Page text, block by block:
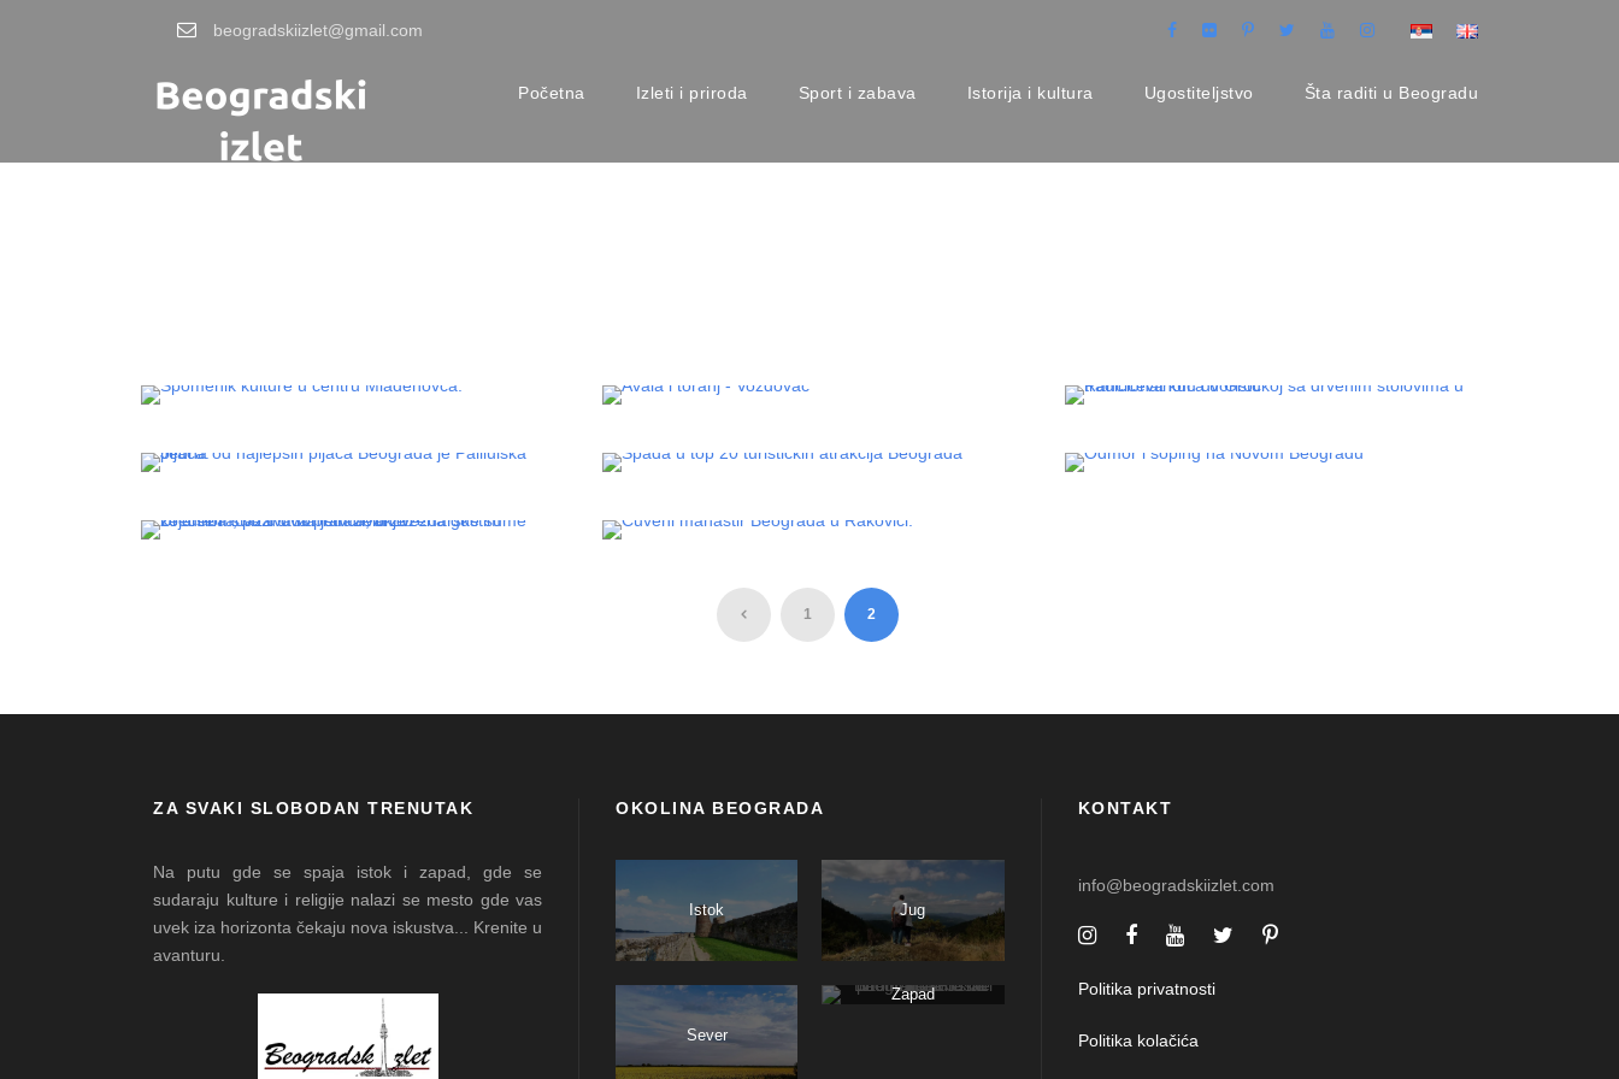
beogradskiizlet@gmail.com
Početna Izleti i priroda Sport i zabava Istorija i kultura Ugostiteljstvo Šta raditi u Beogradu
Sve opštine
JEZERA, IZLETIŠTA I SKRIVENI
NAJLEPŠI IZLETI ISTOČNO OD
1 2
ZA SVAKI SLOBODAN TRENUTAK
Na putu gde se spaja istok i zapad, gde se
sudaraju kulture i religije nalazi se mesto gde vas
uvek iza horizonta čekaju nova iskustva... Krenite u
avanturu.
OKOLINA BEOGRADA
Istok Jug
Sever
Zapad
KONTAKT
info@beogradskiizlet.com
Politika privatnosti
Politika kolačića